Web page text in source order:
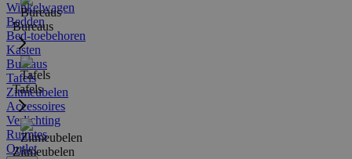
Winkelwagen
Bureaus
Tafels
Zitmeubelen
Bedden
Bed-toebehoren
Kasten
Bureaus
Tafels
Zitmeubelen
Accessoires
Verlichting
Ruimtes
Outlet